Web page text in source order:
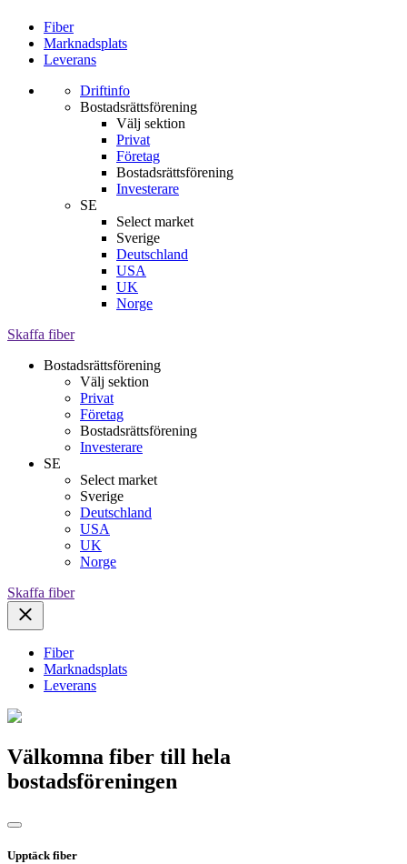
Fiber
Marknadsplats
Leverans
Driftinfo
Bostadsrättsförening
Välj sektion
Privat
Företag
Bostadsrättsförening
Investerare
SE
Select market
Sverige
Deutschland
USA
UK
Norge
Skaffa fiber
Bostadsrättsförening
Välj sektion
Privat
Företag
Bostadsrättsförening
Investerare
SE
Select market
Sverige
Deutschland
USA
UK
Norge
Skaffa fiber
Fiber
Marknadsplats
Leverans
Välkomna fiber till hela
bostadsföreningen
Upptäck fiber